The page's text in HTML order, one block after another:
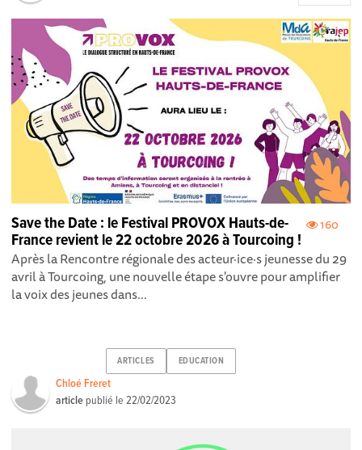
160
Save the Date : le Festival PROVOX Hauts-de-
France revient le 22 octobre 2026 à Tourcoing !
Après la Rencontre régionale des acteur·ice·s jeunesse du 29
avril à Tourcoing, une nouvelle étape s'ouvre pour amplifier
la voix des jeunes dans...
ARTICLES EDUCATION
Chloé Freret
article publié le22/02/2023